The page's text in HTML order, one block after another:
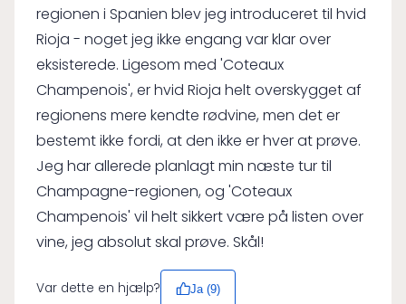
regionen i Spanien blev jeg introduceret til hvid
Rioja - noget jeg ikke engang var klar over
eksisterede. Ligesom med 'Coteaux
Champenois', er hvid Rioja helt overskygget af
regionens mere kendte rødvine, men det er
bestemt ikke fordi, at den ikke er hver at prøve.
Jeg har allerede planlagt min næste tur til
Champagne-regionen, og 'Coteaux
Champenois' vil helt sikkert være på listen over
vine, jeg absolut skal prøve. Skål!
Var dette en hjælp? Ja (9)